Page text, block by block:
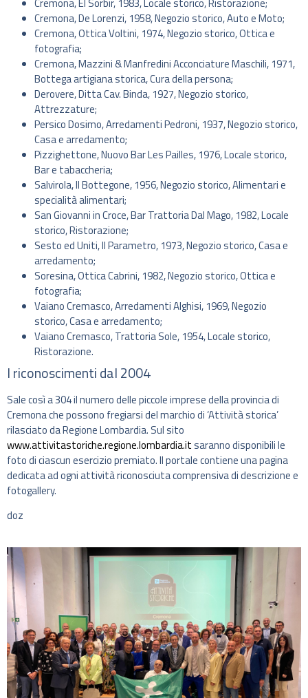
Cremona, De Lorenzi, 1958, Negozio storico, Auto e Moto;
Cremona, Ottica Voltini, 1974, Negozio storico, Ottica e
fotografia;
Cremona, Mazzini & Manfredini Acconciature Maschili, 1971,
Bottega artigiana storica, Cura della persona;
Derovere, Ditta Cav. Binda, 1927, Negozio storico,
Attrezzature;
Persico Dosimo, Arredamenti Pedroni, 1937, Negozio storico,
Casa e arredamento;
Pizzighettone, Nuovo Bar Les Pailles, 1976, Locale storico,
Bar e tabaccheria;
Salvirola, Il Bottegone, 1956, Negozio storico, Alimentari e
specialità alimentari;
San Giovanni in Croce, Bar Trattoria Dal Mago, 1982, Locale
storico, Ristorazione;
Sesto ed Uniti, Il Parametro, 1973, Negozio storico, Casa e
arredamento;
Soresina, Ottica Cabrini, 1982, Negozio storico, Ottica e
fotografia;
Vaiano Cremasco, Arredamenti Alghisi, 1969, Negozio
storico, Casa e arredamento;
Vaiano Cremasco, Trattoria Sole, 1954, Locale storico,
Ristorazione.
I riconoscimenti dal 2004
Sale così a 304 il numero delle piccole imprese della provincia di
Cremona che possono fregiarsi del marchio di ‘Attività storica’
rilasciato da Regione Lombardia. Sul sito
www.attivitastoriche.regione.lombardia.itsaranno disponibili le
foto di ciascun esercizio premiato. Il portale contiene una pagina
dedicata ad ogni attività riconosciuta comprensiva di descrizione e
fotogallery.
doz